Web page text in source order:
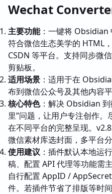
Wechat
主要功能：一键将 Obsidian
符合微信生态美学的 HTML
CSDN 等平台。支持同步微
剪贴板。
适用场景 ：适用于在
布到微信公众号及其他内容平
核心特色：解决 Obsidian 到
里”问题，让用户专注创作
在不同平台的完整呈现。
微信素材库选封面，多平台分
使用建议 ：插件默认本地运
稿、配置 API 代理等功能需
自行配置 AppID /
件。若插件节省了排版等时